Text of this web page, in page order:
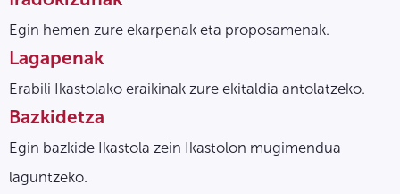
Egin hemen zure ekarpenak eta proposamenak.
Lagapenak
Erabili Ikastolako eraikinak zure ekitaldia antolatzeko.
Bazkidetza
Egin bazkide Ikastola zein Ikastolon mugimendua
laguntzeko.